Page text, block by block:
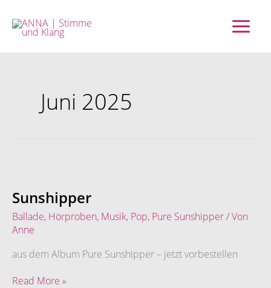
Inhalt
springen
Juni 2025
Sunshipper
Ballade, Hörproben, Musik, Pop, Pure Sunshipper/ Von
Anne
aus dem Album Pure Sunshipper – jetzt vorbestellen
Read More »